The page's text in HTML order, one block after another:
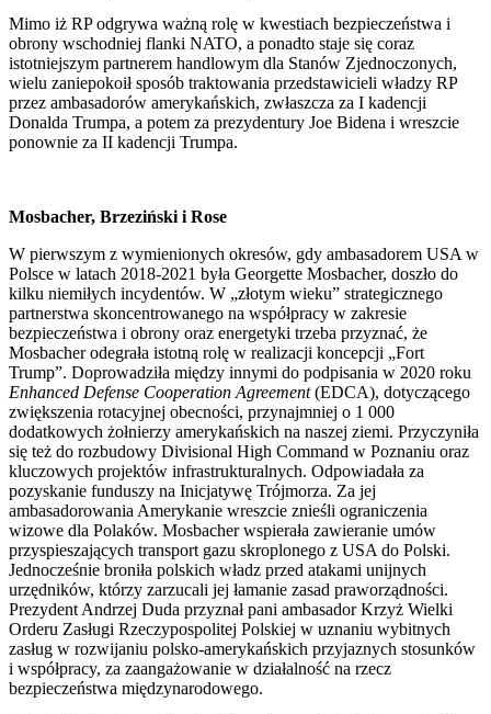
Mimo iż RP odgrywa ważną rolę w kwestiach bezpieczeństwa i
obrony wschodniej flanki NATO, a ponadto staje się coraz
istotniejszym partnerem handlowym dla Stanów Zjednoczonych,
wielu zaniepokoił sposób traktowania przedstawicieli władzy RP
przez ambasadorów amerykańskich, zwłaszcza za I kadencji
Donalda Trumpa, a potem za prezydentury Joe Bidena i wreszcie
ponownie za II kadencji Trumpa.
Mosbacher, Brzeziński i Rose
W pierwszym z wymienionych okresów, gdy ambasadorem USA w
Polsce w latach 2018-2021 była Georgette Mosbacher, doszło do
kilku niemiłych incydentów. W „złotym wieku” strategicznego
partnerstwa skoncentrowanego na współpracy w zakresie
bezpieczeństwa i obrony oraz energetyki trzeba przyznać, że
Mosbacher odegrała istotną rolę w realizacji koncepcji „Fort
Trump”. Doprowadziła między innymi do podpisania w 2020 roku
Enhanced Defense Cooperation Agreement(EDCA), dotyczącego
zwiększenia rotacyjnej obecności, przynajmniej o 1 000
dodatkowych żołnierzy amerykańskich na naszej ziemi. Przyczyniła
się też do rozbudowy Divisional High Command w Poznaniu oraz
kluczowych projektów infrastrukturalnych. Odpowiadała za
pozyskanie funduszy na Inicjatywę Trójmorza. Za jej
ambasadorowania Amerykanie wreszcie znieśli ograniczenia
wizowe dla Polaków. Mosbacher wspierała zawieranie umów
przyspieszających transport gazu skroplonego z USA do Polski.
Jednocześnie broniła polskich władz przed atakami unijnych
urzędników, którzy zarzucali jej łamanie zasad praworządności.
Prezydent Andrzej Duda przyznał pani ambasador Krzyż Wielki
Orderu Zasługi Rzeczypospolitej Polskiej w uznaniu wybitnych
zasług w rozwijaniu polsko-amerykańskich przyjaznych stosunków
i współpracy, za zaangażowanie w działalność na rzecz
bezpieczeństwa międzynarodowego.